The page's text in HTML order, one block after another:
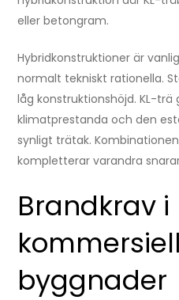
eller betongram.
Hybridkonstruktioner är
normalt tekniskt rationella.
låg konstruktionshöjd. KL-trä
klimatprestanda och den
synligt trätak.
kompletterar varandra
Brandkrav i
byggnader